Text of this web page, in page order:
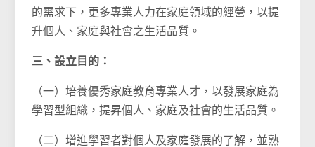
的需求下，更多專業人力在家庭領域的經營，以提
升個人、家庭與社會之生活品質。
三、設立目的：
（一）培養優秀家庭教育專業人才，以發展家庭為
學習型組織，提昇個人、家庭及社會的生活品質。
（二）增進學習者對個人及家庭發展的了解，並熟